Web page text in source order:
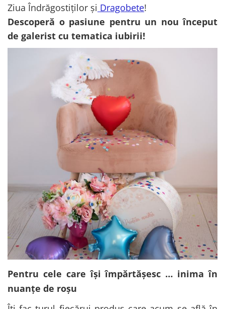
Ziua Îndrăgostiților și Dragobete!
Descoperă o pasiune pentru un nou început
de galerist cu tematica iubirii!
Pentru cele care își împărtășesc … inima în
nuanțe de roșu